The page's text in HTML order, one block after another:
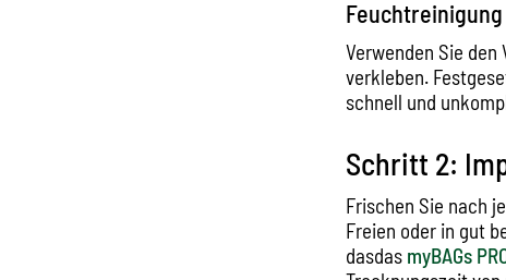
Feuchtreinigung
Verwenden Sie
verkleben.
schnell und
Schritt 2:
Frischen Sie nach
Freien oder in gut
dasdas myBAGs